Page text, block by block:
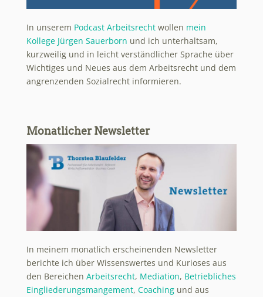
In unserem Podcast Arbeitsrechtwollen mein
Kollege Jürgen Sauerborn und ich unterhaltsam,
kurzweilig und in leicht verständlicher Sprache über
Wichtiges und Neues aus dem Arbeitsrecht und dem
angrenzenden Sozialrecht informieren.
Monatlicher Newsletter
In meinem monatlich erscheinenden Newsletter
berichte ich über Wissenswertes und Kurioses aus
den Bereichen Arbeitsrecht, Mediation, Betriebliches
Eingliederungsmangement, Coachingund aus